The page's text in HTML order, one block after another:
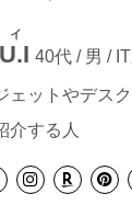
イ
40代 / 男 /
ェットやデス
介する人